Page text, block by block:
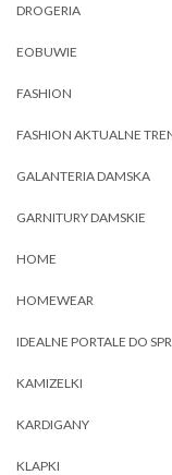
DROGERIA
EOBUWIE
FASHION
FASHION AKTUALNE
GALANTERIA DAMSKA
GARNITURY DAMSKIE
HOME
HOMEWEAR
IDEALNE PORTALE DO
KAMIZELKI
KARDIGANY
KLAPKI